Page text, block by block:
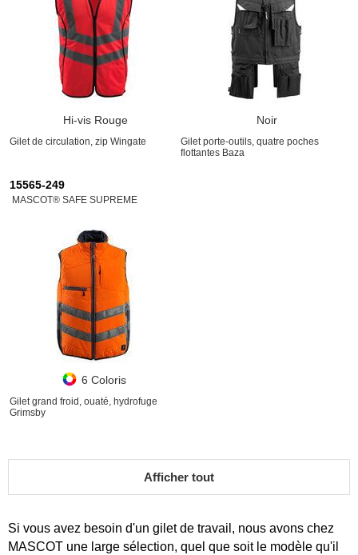
Hi-vis Rouge
Gilet de circulation, zip Wingate
Noir
Gilet porte-outils, quatre poches
flottantes Baza
15565-249
MASCOT® SAFE SUPREME
6 Coloris
Gilet grand froid, ouaté, hydrofuge
Grimsby
Afficher tout
Si vous avez besoin d'un gilet de travail, nous avons chez
MASCOT une large sélection, quel que soit le modèle qu'il